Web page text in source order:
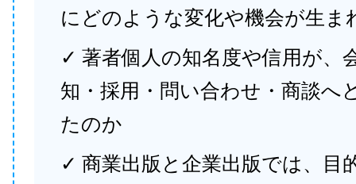
にどのような変化や機会が生ま
✓ 著者個人の知名度や信用が、
知・採用・問い合わせ・商談へ
たのか
✓ 商業出版と企業出版では、目